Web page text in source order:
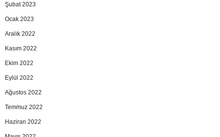
Şubat 2023
Ocak 2023
Aralık 2022
Kasım 2022
Ekim 2022
Eylül 2022
Ağustos 2022
Temmuz 2022
Haziran 2022